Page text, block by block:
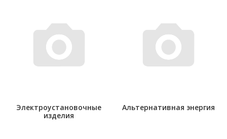
Электроустановочные
изделия
Альтернативная энергия